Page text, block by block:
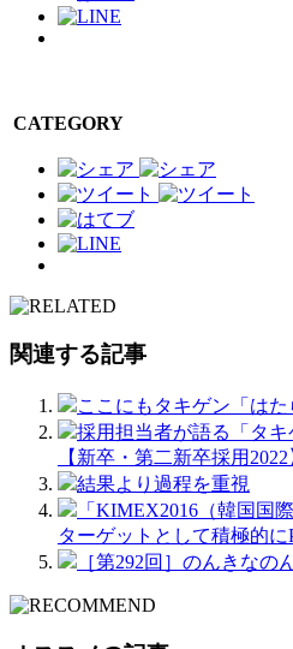
CATEGORY
関連する記事
ここにもタキゲン「はた
採用担当者が語る「タキ
【新卒・第二新卒採用2022
結果より過程を重視
「KIMEX2016（韓国国
ターゲットとして積極的に
［第292回］のんきなの